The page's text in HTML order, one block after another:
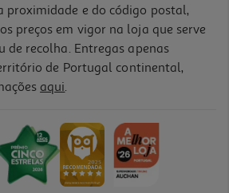
proximidade e do código postal,
preços em vigor na loja que serve
de recolha. Entregas apenas
de Portugal continental,
aqui.